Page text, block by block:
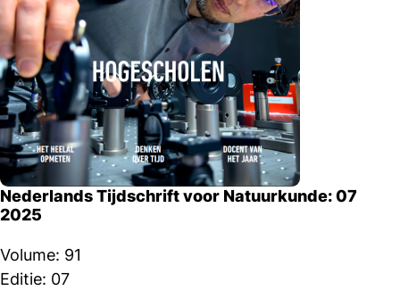
Nederlands Tijdschrift voor Natuurkunde: 07
2025
Volume: 91
Editie: 07